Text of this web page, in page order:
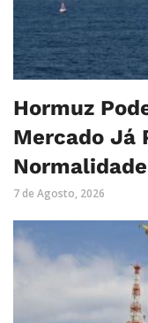
Hormuz
Mercado Já
7 de Agosto, 2026